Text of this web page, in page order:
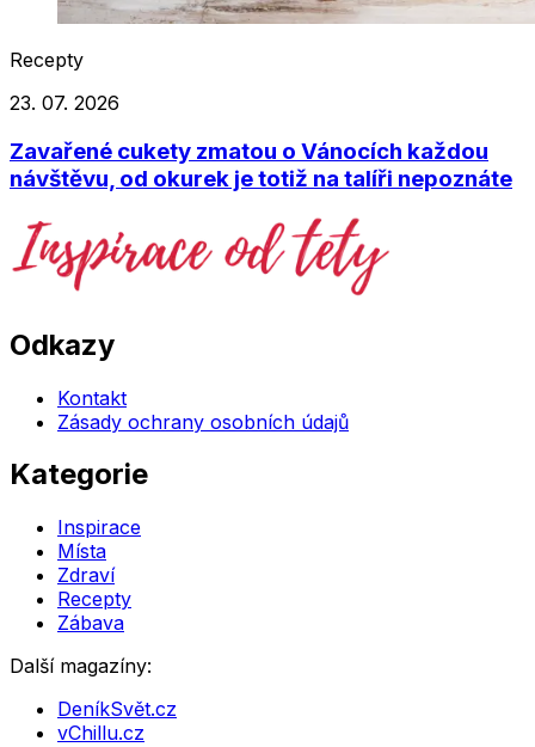
Recepty
23. 07. 2026
Zavařené cukety zmatou o Vánocích každou
návštěvu, od okurek je totiž na talíři nepoznáte
Odkazy
Kontakt
Zásady ochrany osobních údajů
Kategorie
Inspirace
Místa
Zdraví
Recepty
Zábava
Další magazíny:
DeníkSvět.cz
vChillu.cz